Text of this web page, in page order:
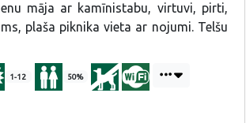
māja ar kamīnistabu, virtuvi, pirti,
plaša piknika vieta ar nojumi. Telšu
1-12 50%